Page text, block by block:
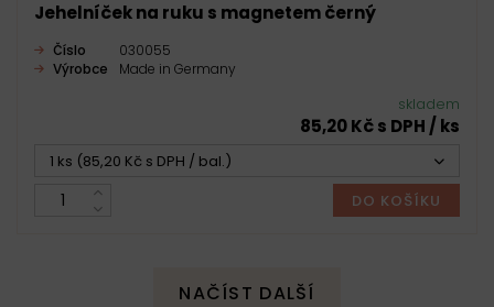
Jehelníček na ruku s magnetem černý
Číslo
030055
Výrobce
Made in Germany
skladem
85,20 Kč s DPH / ks
1 ks (85,20 Kč s DPH / bal.)
DO KOŠÍKU
NAČÍST DALŠÍ